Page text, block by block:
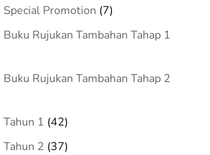
Special Promotion 77
products
Rujukan Tambahan Tahap 1
Rujukan Tambahan Tahap 2
1 4242
products
2 3737